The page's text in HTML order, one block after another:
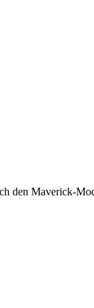
den Maverick-